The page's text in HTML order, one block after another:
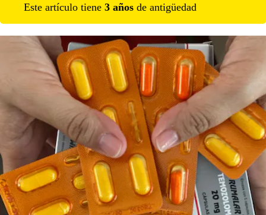
Este artículo tiene 3 años de antigüedad